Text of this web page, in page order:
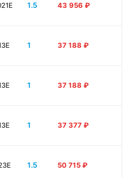
1.5 43 956 ₽
1 37 188 ₽
1 37 188 ₽
1 37 377 ₽
1.5 50 715 ₽